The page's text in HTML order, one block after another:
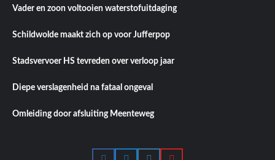
Vader en zoon voltooien waterstofuitdaging
Schildwolde maakt zich op voor Jufferpop
Stadsvervoer HS tevreden over verloop jaar
Diepe verslagenheid na fataal ongeval
Omleiding door afsluiting Meenteweg